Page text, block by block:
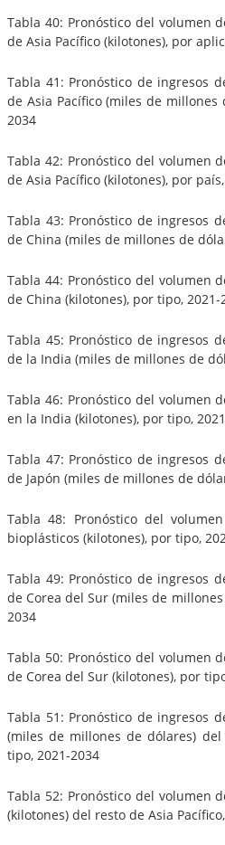
Tabla 40: Pronóstico del volumen
de Asia Pacífico (kilotones), por
Tabla 41: Pronóstico de ingresos
de Asia Pacífico (miles de millones
2034
Tabla 42: Pronóstico del volumen
de Asia Pacífico (kilotones), por
Tabla 43: Pronóstico de ingresos
de China (miles de millones de
Tabla 44: Pronóstico del volumen
de China (kilotones), por tipo, 2021-
Tabla 45: Pronóstico de ingresos
de la India (miles de millones de
Tabla 46: Pronóstico del volumen
en la India (kilotones), por tipo,
Tabla 47: Pronóstico de ingresos
de Japón (miles de millones de
Tabla 48: Pronóstico del
bioplásticos (kilotones), por tipo,
Tabla 49: Pronóstico de ingresos
de Corea del Sur (miles de
2034
Tabla 50: Pronóstico del volumen
de Corea del Sur (kilotones), por
Tabla 51: Pronóstico de ingresos
(miles de millones de dólares)
tipo, 2021-2034
Tabla 52: Pronóstico del volumen
(kilotones) del resto de Asia